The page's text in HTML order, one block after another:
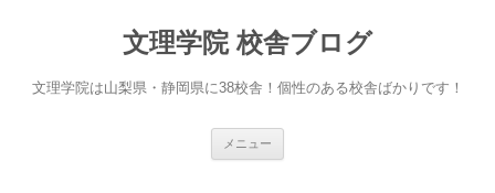
文理学院 校舎ブログ
文理学院は山梨県・静岡県に38校舎！個性のある校舎ばかりです！
メニュー